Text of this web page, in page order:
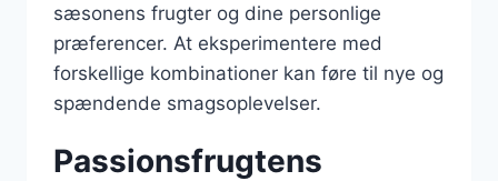
sæsonens frugter og dine personlige
præferencer. At eksperimentere med
forskellige kombinationer kan føre til nye og
spændende smagsoplevelser.
Passionsfrugtens